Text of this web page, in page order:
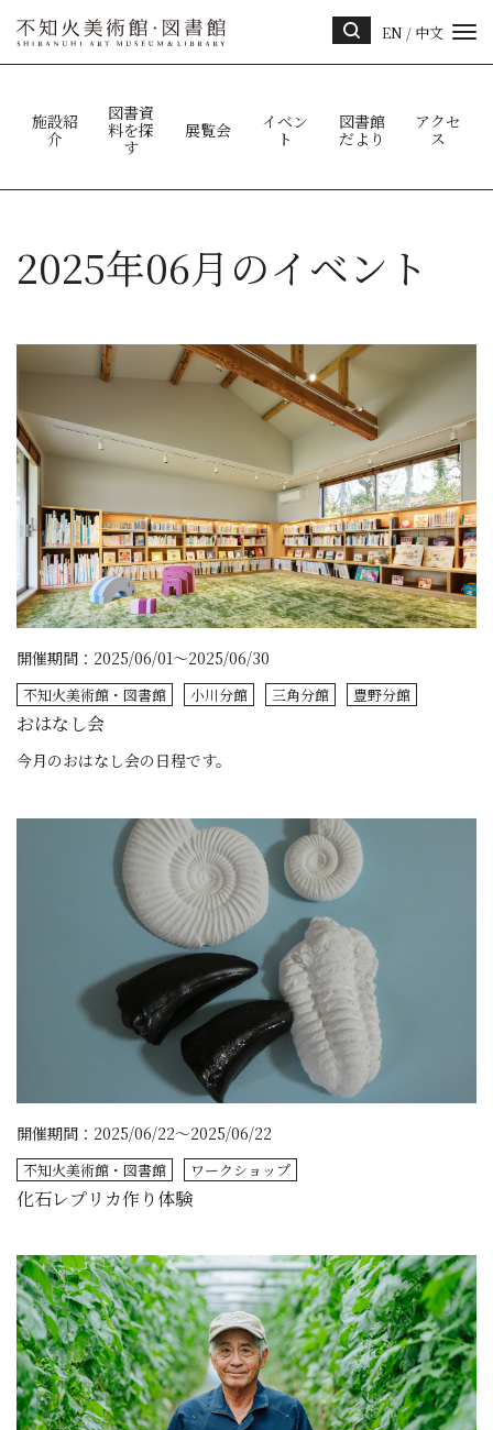
ト内
EN / 中文
施設紹
介
図書資
料を探
す
展覧会
イベン
ト
図書館
だより
アクセ
ス
2025年06月のイベント
おはなし会
開催期間：2025/06/01～2025/06/30
今月のおはなし会の日程です。
不知火美術館・図書館 小川分館 三角分館 豊野分館
化石レプリカ作り体験
開催期間：2025/06/22～2025/06/22
不知火美術館・図書館 ワークショップ